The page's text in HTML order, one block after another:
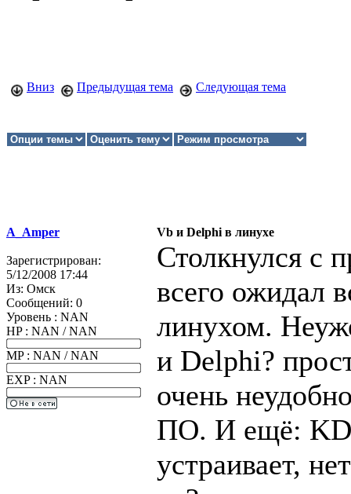
Вниз Предыдущая тема Следующая тема
A_Amper Vb и Delphi в линухе
Зарегистрирован:
5/12/2008 17:44
Из: Омск
Сообщений: 0
Уровень : NAN
HP : NAN / NAN
MP : NAN / NAN
EXP : NAN
Столкнулся с
всего ожидал
линухом.
и Delphi?
очень
ПО. И ещё:
устраивает,